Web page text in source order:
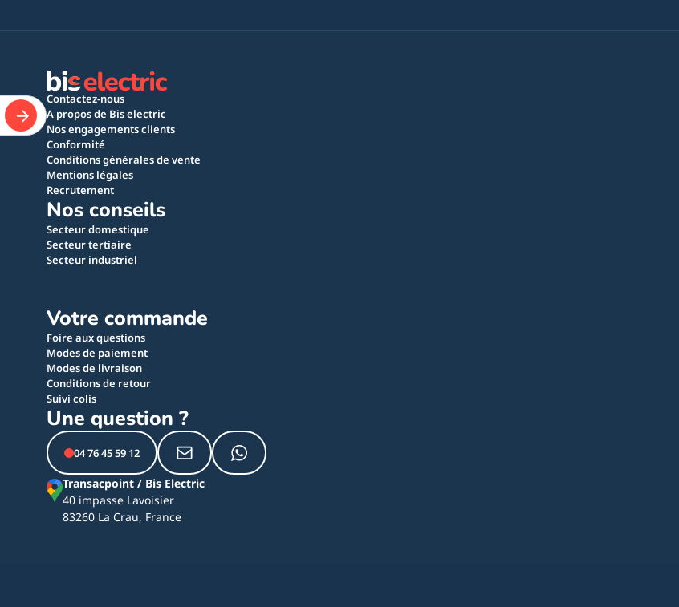
Contactez-nous
A propos de Bis electric
Nos engagements clients
Conformité
Conditions générales de vente
Mentions légales
Recrutement
Nos conseils
Secteur domestique
Secteur tertiaire
Secteur industriel
Votre commande
Foire aux questions
Modes de paiement
Modes de livraison
Conditions de retour
Suivi colis
Une question ?
04 76 45 59 12
Transacpoint / Bis Electric
40 impasse Lavoisier
83260 La Crau, France